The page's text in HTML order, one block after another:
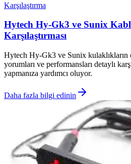
Karşılaştırma
Hytech Hy-Gk3 ve Sunix
Karşılaştırması
Hytech Hy-Gk3 ve Sunix kulaklıkların
yorumları ve performansları detaylı
yapmanıza yardımcı oluyor.
Daha fazla bilgi edinin